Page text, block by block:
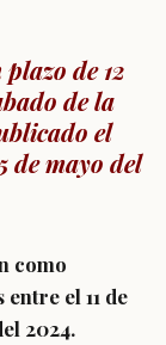
de 12
de la
el
de mayo del
como
el 11 de
2024.